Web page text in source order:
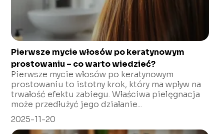
Pierwsze mycie włosów po keratynowym
prostowaniu – co warto wiedzieć?
Pierwsze mycie włosów po keratynowym
prostowaniu to istotny krok, który ma wpływ na
trwałość efektu zabiegu. Właściwa pielęgnacja
może przedłużyć jego działanie...
2025-11-20